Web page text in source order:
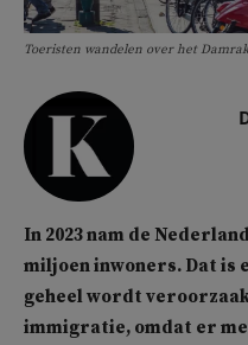
Toeristen wandelen over het
In 2023 nam de
miljoen inwoners. Dat is
geheel wordt
immigratie, omdat er